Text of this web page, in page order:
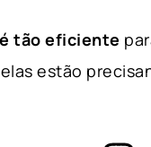
tão eficiente
estão